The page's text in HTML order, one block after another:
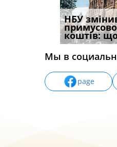
НБУ
коштів:
Водії
Мы в
page